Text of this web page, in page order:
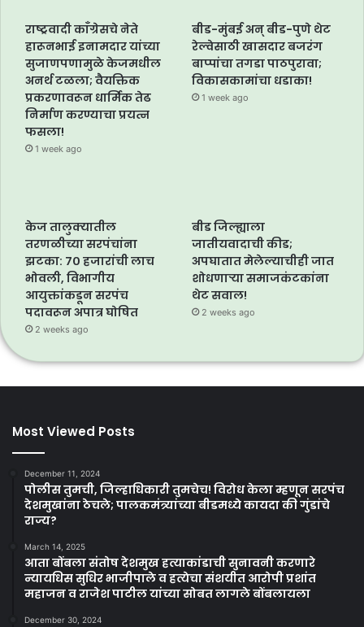
राष्ट्रवादी काँग्रेसचे नेते
हारूनभाई इनामदार यांच्या
सुजाणपणामुळे केजमधील
अनर्थ टळला; वैयक्तिक
प्रकरणावरून धार्मिक तेढ
निर्माण करण्याचा प्रयत्न
फसला!
1 week ago
बीड-मुंबई अन् बीड-पुणे थेट
रेल्वेसाठी खासदार बजरंग
बाप्पांचा तगडा पाठपुरावा;
विकासकामांचा धडाका!
1 week ago
केज तालुक्यातील
तरणळीच्या सरपंचांना
झटका: ७० हजारांची लाच
भोवली, विभागीय
आयुक्तांकडून सरपंच
पदावरून अपात्र घोषित
2 weeks ago
बीड जिल्ह्याला
जातीयवादाची कीड;
अपघातात मेलेल्याचीही जात
शोधणाऱ्या समाजकंटकांना
थेट सवाल!
2 weeks ago
Most Viewed Posts
December 11, 2024
पोलीस तुमची, जिल्हाधिकारी तुमचेच! विरोध केला म्हणून सरपंच
देशमुखांना ठेचले; पालकमंत्र्यांच्या बीडमध्ये कायदा की गुंडांचे
राज्य?
March 14, 2025
आता बोंबला संतोष देशमुख हत्याकांडाची सुनावनी करणारे
न्यायधिस सुधिर भाजीपाले व हत्येचा संशयीत आरोपी प्रशांत
महाजन व राजेश पाटील यांच्या सोबत लागले बोंबलायला
December 30, 2024